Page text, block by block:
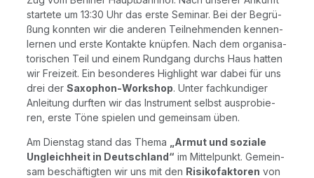
star­te­te um 13:30 Uhr das ers­te Semi­nar. Bei der Begrü­
ßung konn­ten wir die ande­ren Teil­neh­men­den ken­nen­
ler­nen und ers­te Kon­tak­te knüp­fen. Nach dem orga­ni­sa­
to­ri­schen Teil und einem Rund­gang durchs Haus hat­ten
wir Frei­zeit. Ein beson­de­res High­light war dabei für uns
drei der Saxo­phon-Work­shop. Unter fach­kun­di­ger
Anlei­tung durf­ten wir das Instru­ment selbst aus­pro­bie­
ren, ers­te Töne spie­len und gemein­sam üben.
Am Diens­tag stand das The­ma
„Armut und sozia­le
Ungleich­heit in Deutsch­land“ im Mit­tel­punkt. Gemein­
sam beschäf­tig­ten wir uns mit den Risi­ko­fak­to­ren von